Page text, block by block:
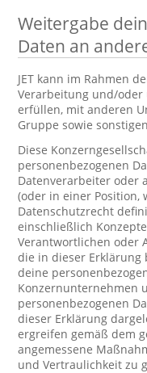
Weitergabe
Daten an
JET kann im Rahmen
Verarbeitung und/oder
erfüllen, mit anderen
Gruppe sowie
Diese
personenbezogenen
Datenverarbeiter oder
(oder in einer Position,
Datenschutzrecht
einschließlich
Verantwortlichen oder
die in dieser Erklärung
deine
Konzernunternehmen
personenbezogenen
dieser Erklärung
ergreifen gemäß dem
angemessene
und Vertraulichkeit zu